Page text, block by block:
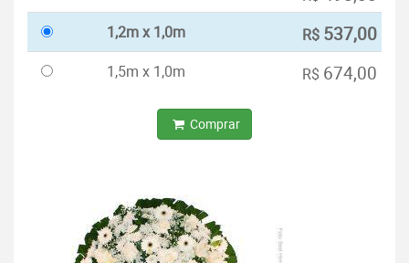
1,2m x 1,0m R$ 537,00
1,5m x 1,0m R$ 674,00
Comprar